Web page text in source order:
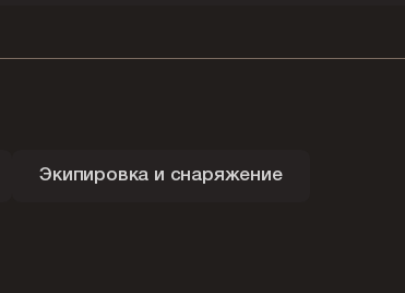
Экипировка и снаряжение